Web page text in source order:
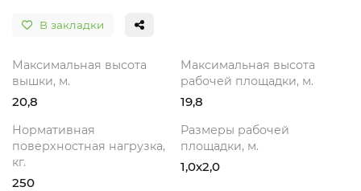
В закладки
Максимальная высота
вышки, м.
20,8
Максимальная высота
рабочей площадки, м.
19,8
Нормативная
поверхностная нагрузка,
кг.
250
Размеры рабочей
площадки, м.
1,0х2,0